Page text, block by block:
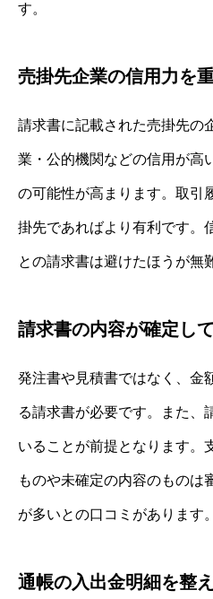
す。
売掛先企業の信用力を
請求書に記載された売掛先の
業・公的機関などの信用が高
の可能性が高まります。取引
掛先であればより有利です。
との請求書は避けたほうが無
請求書の内容が確定し
発注書や見積書ではなく、金
る請求書が必要です。また、
いることが前提となります。
ものや未確定の内容のものは
が多いとの口コミがあります。
通帳の入出金明細を整